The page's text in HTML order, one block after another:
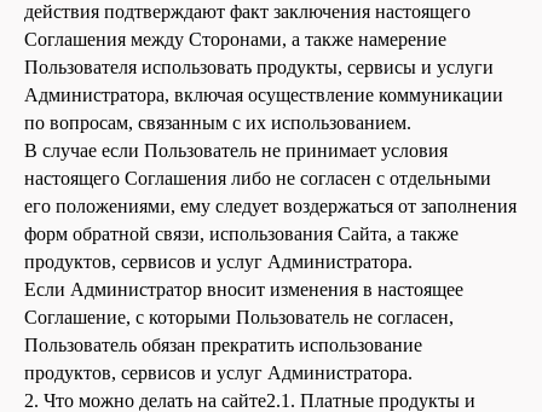
действия подтверждают факт заключения настоящего
Соглашения между Сторонами, а также намерение
Пользователя использовать продукты, сервисы и услуги
Администратора, включая осуществление коммуникации
по вопросам, связанным с их использованием.
В случае если Пользователь не принимает условия
настоящего Соглашения либо не согласен с отдельными
его положениями, ему следует воздержаться от заполнения
форм обратной связи, использования Сайта, а также
продуктов, сервисов и услуг Администратора.
Если Администратор вносит изменения в настоящее
Соглашение, с которыми Пользователь не согласен,
Пользователь обязан прекратить использование
продуктов, сервисов и услуг Администратора.
2. Что можно делать на сайте2.1. Платные продукты и